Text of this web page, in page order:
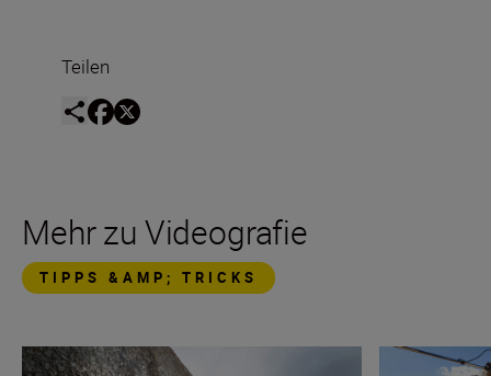
Teilen
Mehr zu Videografie
TIPPS &AMP; TRICKS